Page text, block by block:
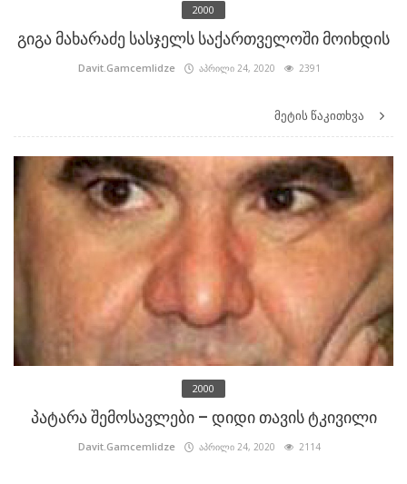
2000
გიგა მახარაძე სასჯელს საქართველოში მოიხდის
Davit.Gamcemlidze აპრილი 24, 2020 2391
მეტის წაკითხვა
2000
პატარა შემოსავლები – დიდი თავის ტკივილი
Davit.Gamcemlidze აპრილი 24, 2020 2114